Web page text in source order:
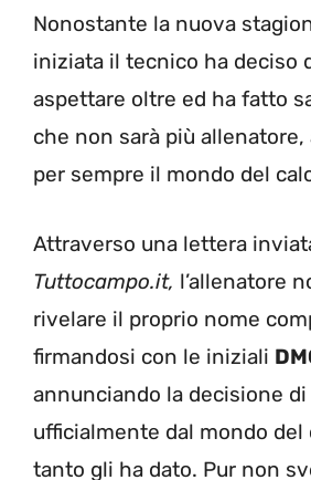
Nonostante la nuova
iniziata il tecnico ha deciso
aspettare oltre ed ha fatto
che non sarà più allenatore,
per sempre il mondo del
Attraverso una lettera
Tuttocampo.it, l’allenatore
rivelare il proprio nome
firmandosi con le iniziali
annunciando la decisione
ufficialmente dal mondo del
tanto gli ha dato. Pur non